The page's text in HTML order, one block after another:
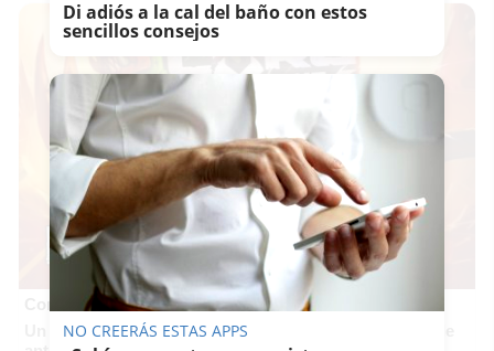
Corepunk MMORPG
Un verdadero MMORPG de la vieja escuela ¡Cómo los de
Di adiós a la cal del baño con estos
sencillos consejos
NO CREERÁS ESTAS APPS